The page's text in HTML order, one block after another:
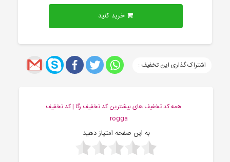
خرید کنید
اشتراک گذاری این تخفیف :
همه کد تخفیف های بیشترین کد تخفیف رگا | کد تخفیف
rogga
به این صفحه امتیاز دهید